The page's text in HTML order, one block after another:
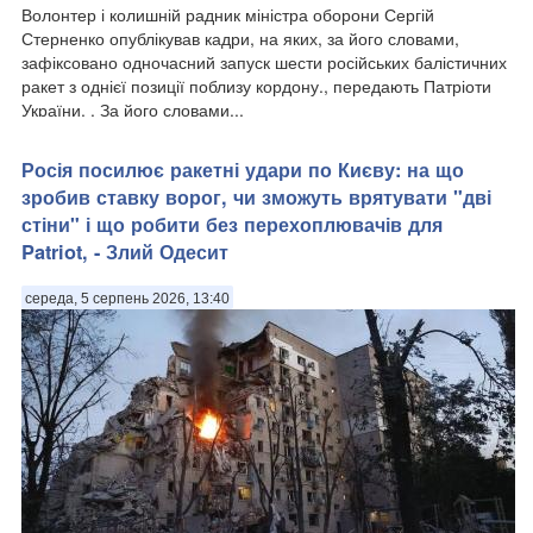
Волонтер і колишній радник міністра оборони Сергій
Стерненко опублікував кадри, на яких, за його словами,
зафіксовано одночасний запуск шести російських балістичних
ракет з однієї позиції поблизу кордону., передають Патріоти
України. . За його словами...
Росія посилює ракетні удари по Києву: на що
зробив ставку ворог, чи зможуть врятувати "дві
стіни" і що робити без перехоплювачів для
Patriot, - Злий Одесит
середа, 5 серпень 2026, 13:40